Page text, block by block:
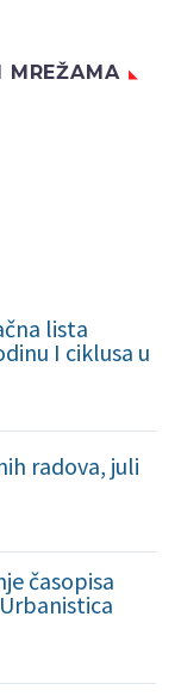
MREŽAMA
lista
I ciklusa u
radova, juli
časopisa